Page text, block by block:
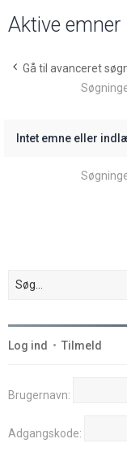
Aktive emner
Gå til avanceret
Intet emne eller
Log ind • Tilmeld
Brugernavn:
Adgangskode: